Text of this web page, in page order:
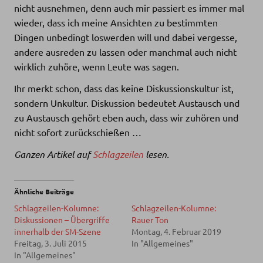
nicht ausnehmen, denn auch mir passiert es immer mal
wieder, dass ich meine Ansichten zu bestimmten
Dingen unbedingt loswerden will und dabei vergesse,
andere ausreden zu lassen oder manchmal auch nicht
wirklich zuhöre, wenn Leute was sagen.
Ihr merkt schon, dass das keine Diskussionskultur ist,
sondern Unkultur. Diskussion bedeutet Austausch und
zu Austausch gehört eben auch, dass wir zuhören und
nicht sofort zurückschießen …
Ganzen Artikel aufSchlagzeilen lesen.
Ähnliche Beiträge
Schlagzeilen-Kolumne:
Diskussionen – Übergriffe
innerhalb der SM-Szene
Freitag, 3. Juli 2015
In "Allgemeines"
Schlagzeilen-Kolumne:
Rauer Ton
Montag, 4. Februar 2019
In "Allgemeines"